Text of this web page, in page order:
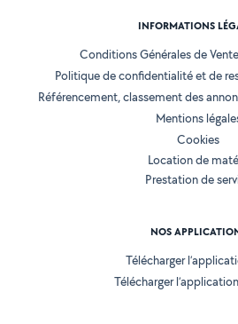
INFORMATIONS
Conditions Générales de
Politique de confidentialité et de
Référencement, classement des
Mentions
Cookies
Location de
Prestation de
NOS
Télécharger
Télécharger